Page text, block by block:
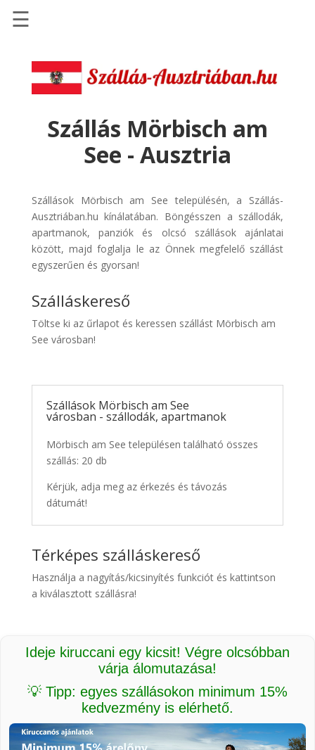
Szállások
Szállásinfo.eu
Repülőjegy
pénzvisszatérítéssel
Discover
Cars
Transzfer
Kiwi
Taxi
☰
Szállás Mörbisch am
See - Ausztria
Szállások Mörbisch am See településén, a Szállás-
Ausztriában.hu kínálatában. Böngésszen a szállodák,
apartmanok, panziók és olcsó szállások ajánlatai
között, majd foglalja le az Önnek megfelelő szállást
egyszerűen és gyorsan!
Szálláskereső
Töltse ki az űrlapot és keressen szállást Mörbisch am
See városban!
Szállások Mörbisch am See
városban - szállodák, apartmanok
Mörbisch am See településen található összes
szállás: 20 db
Kérjük, adja meg az érkezés és távozás
dátumát!
Térképes szálláskereső
Használja a nagyítás/kicsinyítés funkciót és kattintson
a kiválasztott szállásra!
Ideje kiruccani egy kicsit! Végre olcsóbban
várja álomutazása!
💡 Tipp: egyes szállásokon minimum 15%
kedvezmény is elérhető.